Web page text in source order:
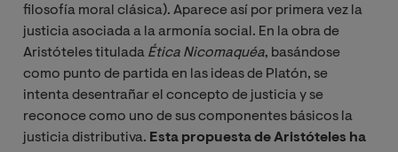
filosofía moral clásica). Aparece así por primera vez la
justicia asociada a la armonía social. En la obra de
Aristóteles titulada Ética Nicomaquéa, basándose
como punto de partida en las ideas de Platón, se
intenta desentrañar el concepto de justicia y se
reconoce como uno de sus componentes básicos la
justicia distributiva. Esta propuesta de Aristóteles ha